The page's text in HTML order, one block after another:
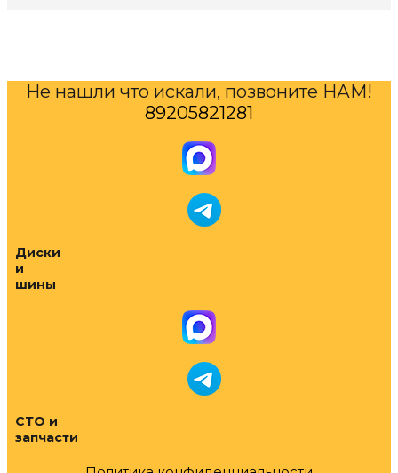
Не нашли что искали, позвоните НАМ!
89205821281
Диски
и
шины
СТО и
запчасти